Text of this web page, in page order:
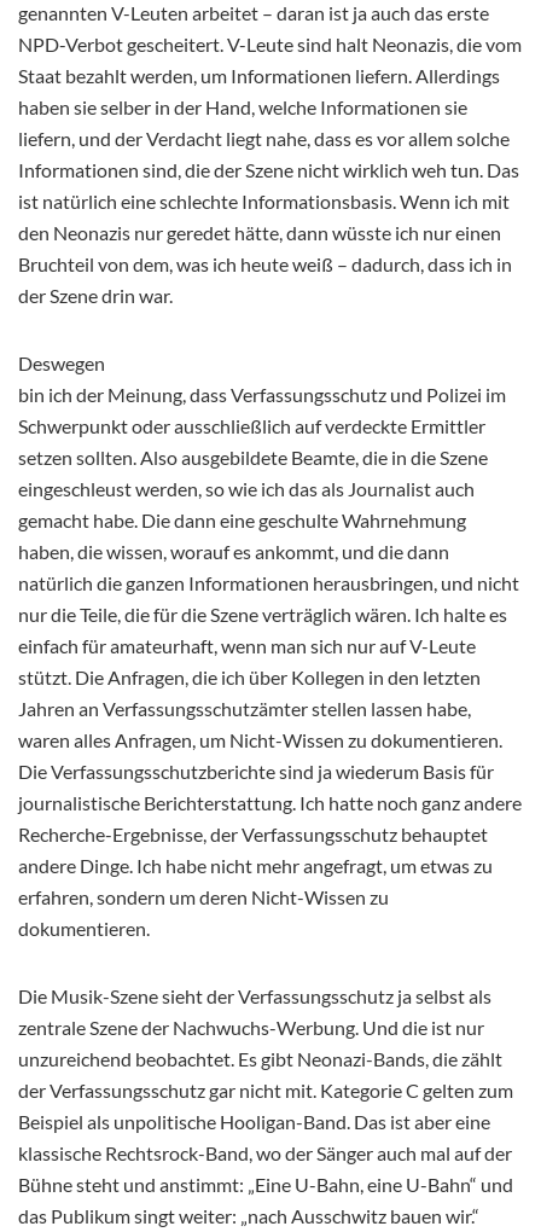
genannten V-Leuten arbeitet – daran ist ja auch das erste
NPD-Verbot gescheitert. V-Leute sind halt Neonazis, die vom
Staat bezahlt werden, um Informationen liefern. Allerdings
haben sie selber in der Hand, welche Informationen sie
liefern, und der Verdacht liegt nahe, dass es vor allem solche
Informationen sind, die der Szene nicht wirklich weh tun. Das
ist natürlich eine schlechte Informationsbasis. Wenn ich mit
den Neonazis nur geredet hätte, dann wüsste ich nur einen
Bruchteil von dem, was ich heute weiß – dadurch, dass ich in
der Szene drin war.
Deswegen
bin ich der Meinung, dass Verfassungsschutz und Polizei im
Schwerpunkt oder ausschließlich auf verdeckte Ermittler
setzen sollten. Also ausgebildete Beamte, die in die Szene
eingeschleust werden, so wie ich das als Journalist auch
gemacht habe. Die dann eine geschulte Wahrnehmung
haben, die wissen, worauf es ankommt, und die dann
natürlich die ganzen Informationen herausbringen, und nicht
nur die Teile, die für die Szene verträglich wären. Ich halte es
einfach für amateurhaft, wenn man sich nur auf V-Leute
stützt. Die Anfragen, die ich über Kollegen in den letzten
Jahren an Verfassungsschutzämter stellen lassen habe,
waren alles Anfragen, um Nicht-Wissen zu dokumentieren.
Die Verfassungsschutzberichte sind ja wiederum Basis für
journalistische Berichterstattung. Ich hatte noch ganz andere
Recherche-Ergebnisse, der Verfassungsschutz behauptet
andere Dinge. Ich habe nicht mehr angefragt, um etwas zu
erfahren, sondern um deren Nicht-Wissen zu
dokumentieren.
Die Musik-Szene sieht der Verfassungsschutz ja selbst als
zentrale Szene der Nachwuchs-Werbung. Und die ist nur
unzureichend beobachtet. Es gibt Neonazi-Bands, die zählt
der Verfassungsschutz gar nicht mit. Kategorie C gelten zum
Beispiel als unpolitische Hooligan-Band. Das ist aber eine
klassische Rechtsrock-Band, wo der Sänger auch mal auf der
Bühne steht und anstimmt: „Eine U-Bahn, eine U-Bahn“ und
das Publikum singt weiter: „nach Ausschwitz bauen wir.“